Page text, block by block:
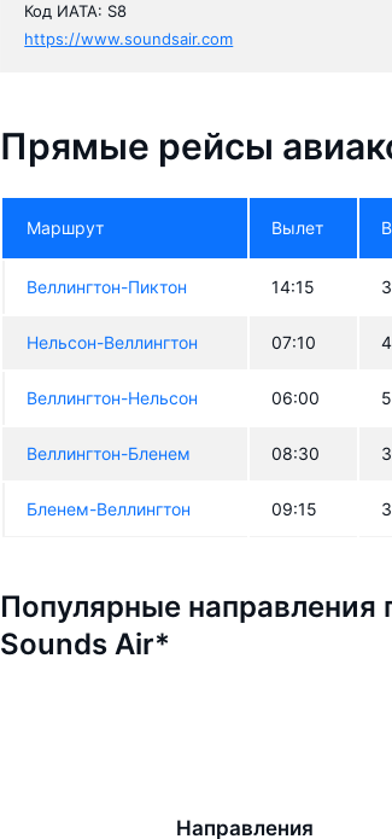
Код ИАТА: S8
https://www.soundsair.com
Прямые рейсы
Маршрут Вылет
Веллингтон-Пиктон 14:15
Нельсон-Веллингтон 07:10
Веллингтон-Нельсон 06:00
Веллингтон-Бленем 08:30
Бленем-Веллингтон 09:15
Популярные направления
Sounds Air*
Направления